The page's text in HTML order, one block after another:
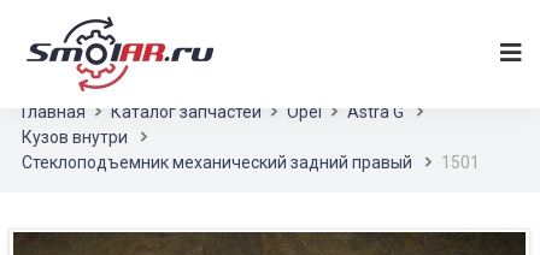
Главная Каталог запчастей Opel
Astra G
Кузов внутри
Стеклоподъемник механический задний правый
1501